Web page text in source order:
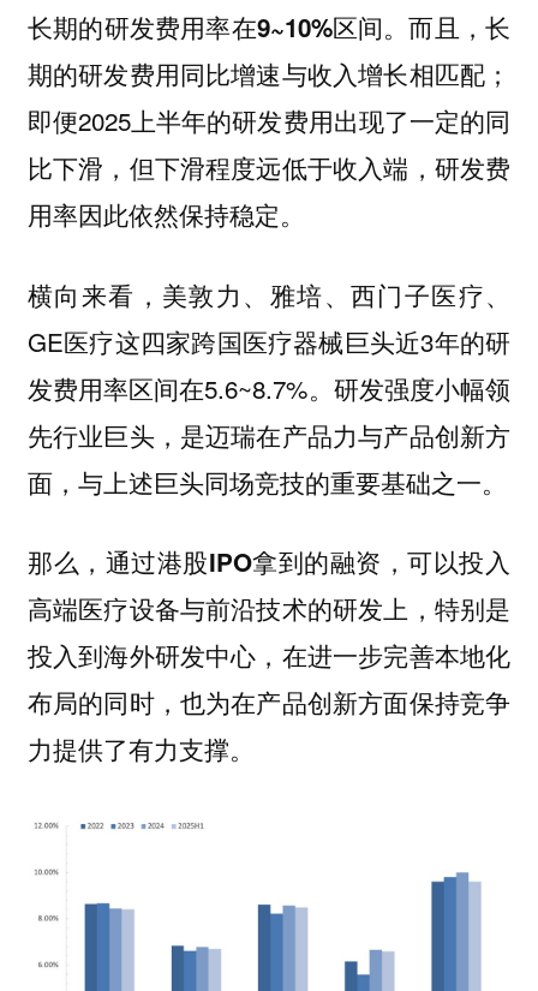
长期的研发费用率在9~10%区间。而且，长
期的研发费用同比增速与收入增长相匹配；
即便2025上半年的研发费用出现了一定的同
比下滑，但下滑程度远低于收入端，研发费
用率因此依然保持稳定。
横向来看，美敦力、雅培、西门子医疗、
GE医疗这四家跨国医疗器械巨头近3年的研
发费用率区间在5.6~8.7%。研发强度小幅领
先行业巨头，是迈瑞在产品力与产品创新方
面，与上述巨头同场竞技的重要基础之一。
那么，通过港股IPO拿到的融资，可以投入
高端医疗设备与前沿技术的研发上，特别是
投入到海外研发中心，在进一步完善本地化
布局的同时，也为在产品创新方面保持竞争
力提供了有力支撑。